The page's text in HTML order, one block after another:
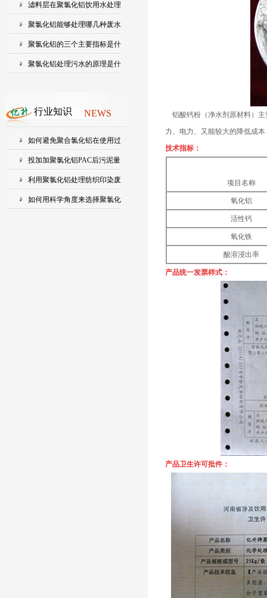
滤料层在聚氯化铝饮用水处理
中起...
聚氯化铝能够处理哪几种废水
聚氯化铝的三个主要指标是什
么？...
聚氯化铝处理污水的原理是什
NEWS
行业知识
如何避免聚合氯化铝在使用过
程中...
投加加聚氯化铝PAC后污泥量
会增加...
利用聚氯化铝处理纺织印染废
水的...
如何用科学角度来选择聚氯化
铝酸钙粉（净水剂原材料）主
力、电力、又能较大的降低成
技术指标：
项目名称
氧化铝
活性钙
氧化铁
酸溶浸出率
产品统一发票样式：
产品卫生许可批件：